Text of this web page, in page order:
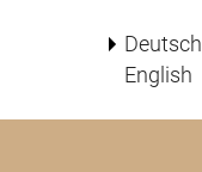
Deutsch
English